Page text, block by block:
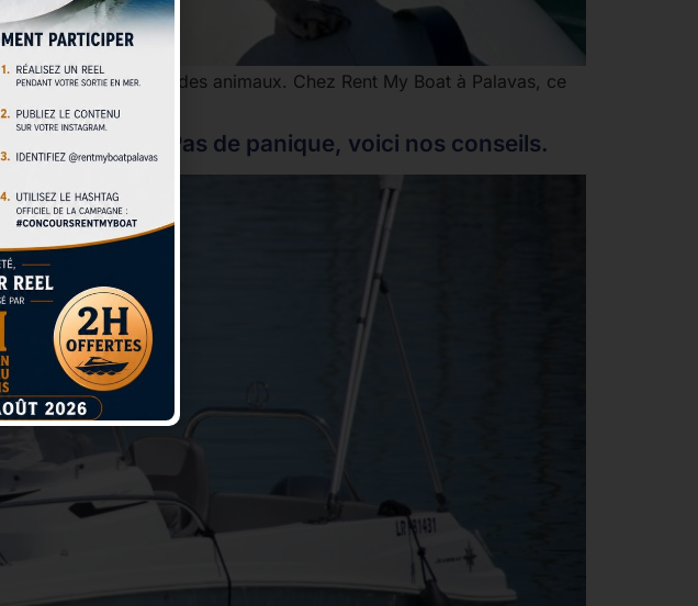
de la nature et des animaux. Chez Rent My Boat à Palavas, ce
au port ? Pas de panique, voici nos conseils.